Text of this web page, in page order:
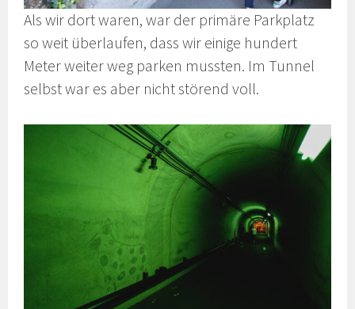
Als wir dort waren, war der primäre Parkplatz
so weit überlaufen, dass wir einige hundert
Meter weiter weg parken mussten. Im Tunnel
selbst war es aber nicht störend voll.